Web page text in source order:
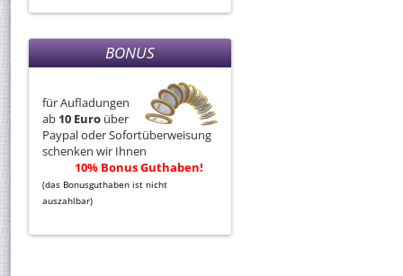
BONUS
für Aufladungen
ab 10 Euro über
Paypal oder Sofortüberweisung
schenken wir Ihnen
10% Bonus Guthaben!
(das Bonusguthaben ist nicht
auszahlbar)